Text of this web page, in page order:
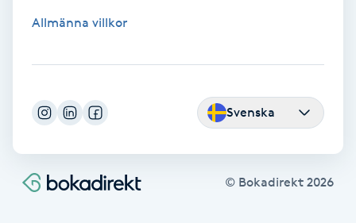
Hatha Yoga
Headspa
Healing
Herrklippning
HIFU
Allmänna villkor
Svenska
© Bokadirekt 2026